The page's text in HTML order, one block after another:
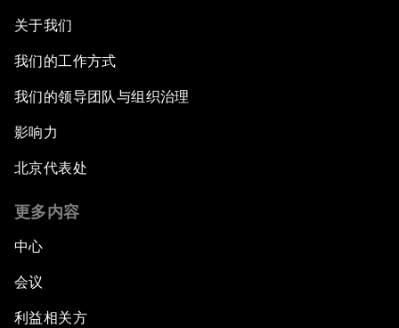
关于我们
我们的工作方式
我们的领导团队与组织治理
影响力
北京代表处
更多内容
中心
会议
利益相关方